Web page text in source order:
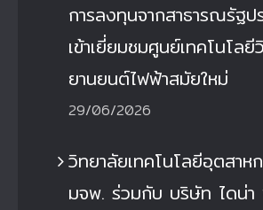
การลงทุนจากสาธารณรัฐป
เข้าเยี่ยมชมศูนย์เทคโนโล
ยานยนต์ไฟฟ้าสมัยใหม่
29/06/2026
วิทยาลัยเทคโนโลยีอุตสาห
มจพ. ร่วมกับ บริษัท ไดน่